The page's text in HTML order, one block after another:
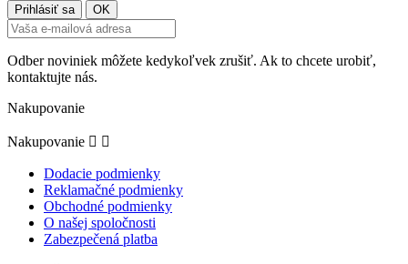
Odber noviniek môžete kedykoľvek zrušiť. Ak to chcete urobiť,
kontaktujte nás.
Nakupovanie
Nakupovanie  
Dodacie podmienky
Reklamačné podmienky
Obchodné podmienky
O našej spoločnosti
Zabezpečená platba